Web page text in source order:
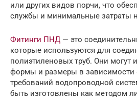
или других видов порчи, что
службы и минимальные затраты
Фитинги ПНД — это
которые используются для
полиэтиленовых труб. Они могут
формы и размеры в зависимости
требований водопроводной
быть изготовлены как методом